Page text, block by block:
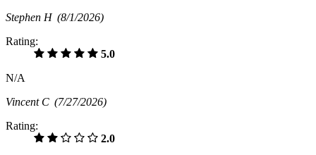
Stephen H (8/1/2026)
Rating:
5.0
N/A
Vincent C (7/27/2026)
Rating:
2.0